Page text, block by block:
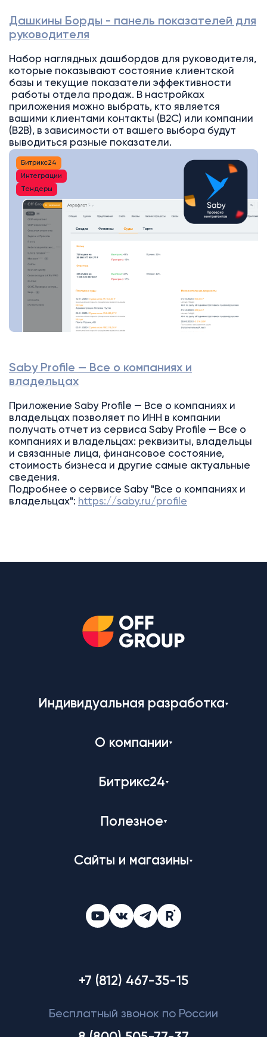
Дашкины Борды - панель показателей для
руководителя
Набор наглядных дашбордов для руководителя,
которые показывают состояние клиентской
базы и текущие показатели эффективности
работы отдела продаж. В настройках
приложения можно выбрать, кто является
вашими клиентами контакты (B2C) или компании
(B2B), в зависимости от вашего выбора будут
выводиться разные показатели.
Битрикс24
Интеграции
Тендеры
Saby Profile — Все о компаниях и
владельцах
Приложение Saby Profile — Все о компаниях и
владельцах позволяет по ИНН в компании
получать отчет из сервиса Saby Profile — Все о
компаниях и владельцах: реквизиты, владельцы
и связанные лица, финансовое состояние,
стоимость бизнеса и другие самые актуальные
сведения.
Подробнее о сервисе Saby "Все о компаниях и
владельцах": https://saby.ru/profile
Индивидуальная разработка
О компании
Битрикс24
Полезное
Сайты и магазины
+7 (812) 467-35-15
Бесплатный звонок по России